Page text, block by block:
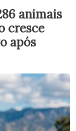
animais
cresce
após